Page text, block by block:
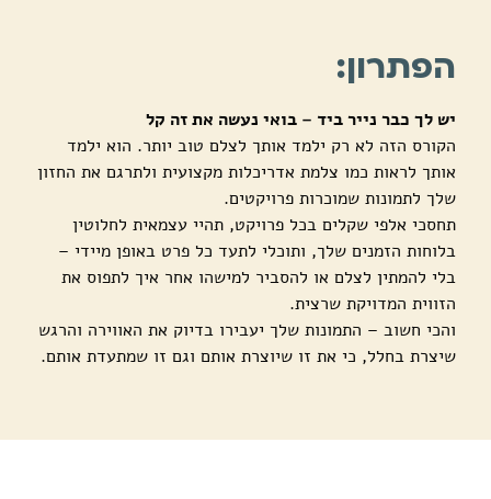
הפתרון:
יש לך כבר נייר ביד – בואי נעשה את זה קל
הקורס הזה לא רק ילמד אותך לצלם טוב יותר. הוא ילמד
אותך לראות כמו צלמת אדריכלות מקצועית ולתרגם את החזון
שלך לתמונות שמוכרות פרויקטים.
תחסכי אלפי שקלים בכל פרויקט, תהיי עצמאית לחלוטין
בלוחות הזמנים שלך, ותוכלי לתעד כל פרט באופן מיידי –
בלי להמתין לצלם או להסביר למישהו אחר איך לתפוס את
הזווית המדויקת שרצית.
והכי חשוב – התמונות שלך יעבירו בדיוק את האווירה והרגש
שיצרת בחלל, כי את זו שיוצרת אותם וגם זו שמתעדת אותם.